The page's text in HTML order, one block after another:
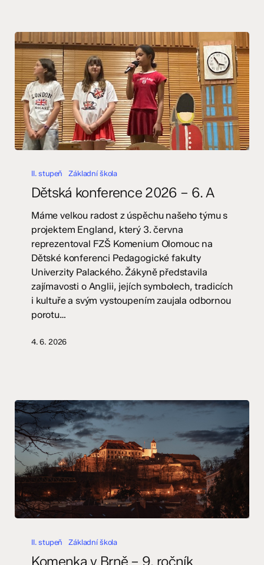
konference
II. stupeň Základní škola
Dětská konference 2026 – 6. A
Máme velkou radost z úspěchu našeho týmu s
projektem England, který 3. června
reprezentoval FZŠ Komenium Olomouc na
Dětské konferenci Pedagogické fakulty
Univerzity Palackého. Žákyně představila
zajímavosti o Anglii, jejích symbolech, tradicích
i kultuře a svým vystoupením zaujala odbornou
porotu…
4. 6. 2026
II. stupeň Základní škola
Komenka v Brně – 9. ročník